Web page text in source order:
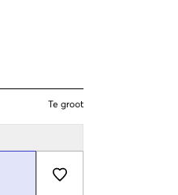
Te groot